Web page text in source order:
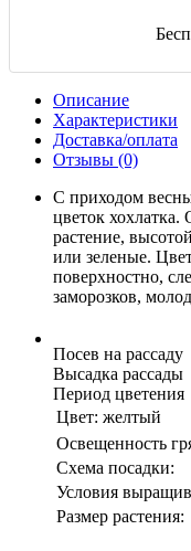
Описание
Характеристики
Доставка/оплата
Отзывы (0)
С приходом
цветок
растение,
или зеленые.
поверхностно,
заморозков,
Посев на рассаду
Высадка рассады
Период цветения
Цвет: желтый
Освещенность
Схема посадки:
Условия
Размер растения: